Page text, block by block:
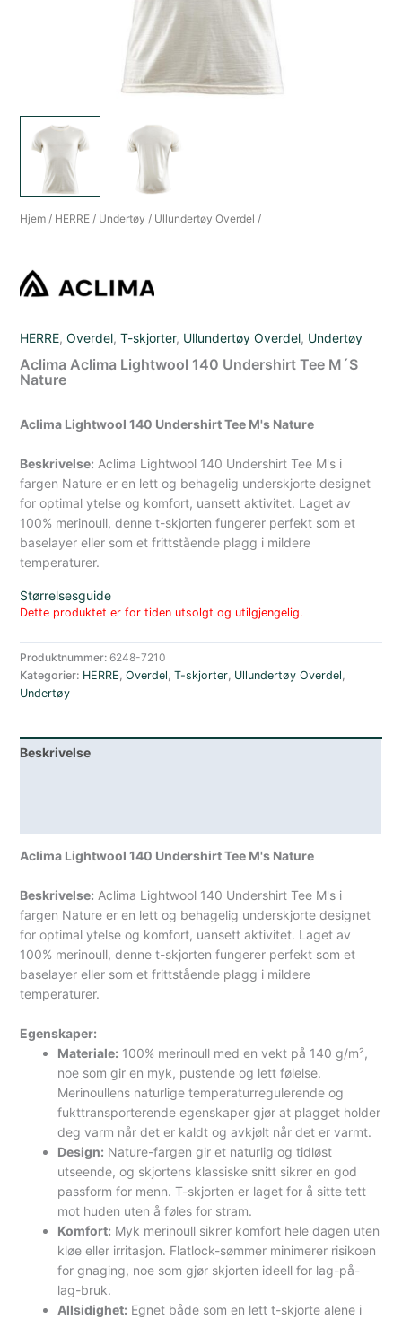
Hjem / HERRE / Undertøy / Ullundertøy Overdel /
HERRE,Overdel,T-skjorter, Ullundertøy Overdel, Undertøy
Aclima Aclima Lightwool 140 Undershirt Tee M´S
Nature
Aclima Lightwool 140 Undershirt Tee M's Nature
Beskrivelse: Aclima Lightwool 140 Undershirt Tee M's i
fargen Nature er en lett og behagelig underskjorte designet
for optimal ytelse og komfort, uansett aktivitet. Laget av
100% merinoull, denne t-skjorten fungerer perfekt som et
baselayer eller som et frittstående plagg i mildere
temperaturer.
Størrelsesguide
Dette produktet er for tiden utsolgt og utilgjengelig.
Produktnummer: 6248-7210
Kategorier: HERRE,Overdel,T-skjorter, Ullundertøy Overdel,
Undertøy
Beskrivelse
Aclima Lightwool 140 Undershirt Tee M's Nature
Beskrivelse: Aclima Lightwool 140 Undershirt Tee M's i
fargen Nature er en lett og behagelig underskjorte designet
for optimal ytelse og komfort, uansett aktivitet. Laget av
100% merinoull, denne t-skjorten fungerer perfekt som et
baselayer eller som et frittstående plagg i mildere
temperaturer.
Egenskaper:
Materiale: 100% merinoull med en vekt på 140 g/m²,
noe som gir en myk, pustende og lett følelse.
Merinoullens naturlige temperaturregulerende og
fukttransporterende egenskaper gjør at plagget holder
deg varm når det er kaldt og avkjølt når det er varmt.
Design: Nature-fargen gir et naturlig og tidløst
utseende, og skjortens klassiske snitt sikrer en god
passform for menn. T-skjorten er laget for å sitte tett
mot huden uten å føles for stram.
Komfort: Myk merinoull sikrer komfort hele dagen uten
kløe eller irritasjon. Flatlock-sømmer minimerer risikoen
for gnaging, noe som gjør skjorten ideell for lag-på-
lag-bruk.
Allsidighet: Egnet både som en lett t-skjorte alene i